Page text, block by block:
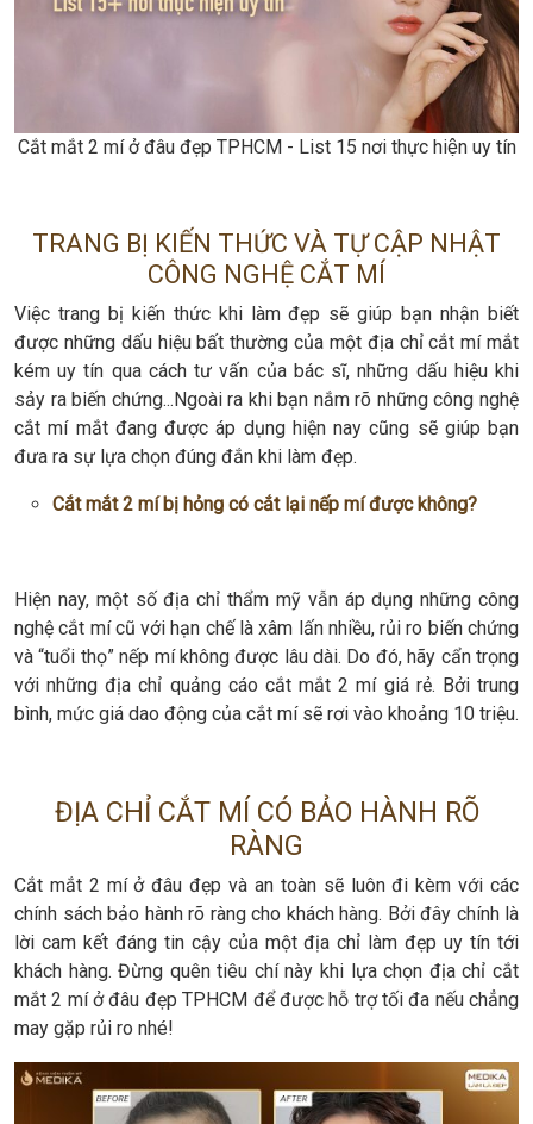
Cắt mắt 2 mí ở đâu đẹp TPHCM - List 15 nơi thực hiện uy tín
TRANG BỊ KIẾN THỨC VÀ TỰ CẬP NHẬT
CÔNG NGHỆ CẮT MÍ
Việc trang bị kiến thức khi làm đẹp sẽ giúp bạn nhận biết
được những dấu hiệu bất thường của một địa chỉ cắt mí mắt
kém uy tín qua cách tư vấn của bác sĩ, những dấu hiệu khi
sảy ra biến chứng...Ngoài ra khi bạn nắm rõ những công nghệ
cắt mí mắt đang được áp dụng hiện nay cũng sẽ giúp bạn
đưa ra sự lựa chọn đúng đắn khi làm đẹp.
Cắt mắt 2 mí bị hỏng có cắt lại nếp mí được không?
Hiện nay, một số địa chỉ thẩm mỹ vẫn áp dụng những công
nghệ cắt mí cũ với hạn chế là xâm lấn nhiều, rủi ro biến chứng
và “tuổi thọ” nếp mí không được lâu dài. Do đó, hãy cẩn trọng
với những địa chỉ quảng cáo cắt mắt 2 mí giá rẻ. Bởi trung
bình, mức giá dao động của cắt mí sẽ rơi vào khoảng 10 triệu.
ĐỊA CHỈ CẮT MÍ CÓ BẢO HÀNH RÕ
RÀNG
Cắt mắt 2 mí ở đâu đẹp và an toàn sẽ luôn đi kèm với các
chính sách bảo hành rõ ràng cho khách hàng. Bởi đây chính là
lời cam kết đáng tin cậy của một địa chỉ làm đẹp uy tín tới
khách hàng. Đừng quên tiêu chí này khi lựa chọn địa chỉ cắt
mắt 2 mí ở đâu đẹp TPHCM để được hỗ trợ tối đa nếu chẳng
may gặp rủi ro nhé!